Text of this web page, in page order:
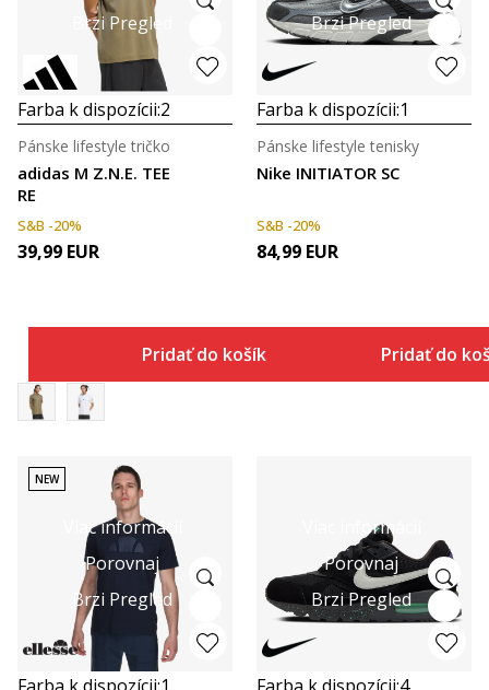
Brzi Pregled
Farba k dispozícii:2
adidas M Z.N.E. TEE
RE
Pánske lifestyle tričko
S&B -20%
39,99 EUR
Pridať do košíka
Brzi Pregled
Farba k dispozícii:1
Nike INITIATOR SC
Pánske lifestyle tenisky
S&B -20%
84,99 EUR
Pridať do
Viac informácií
Porovnaj
Brzi Pregled
NEW
Viac informácií
Porovnaj
Brzi Pregled